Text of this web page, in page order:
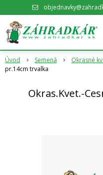
Úvod Semená Okrasné
pr.14cm trvalka
Okras.Kvet.-